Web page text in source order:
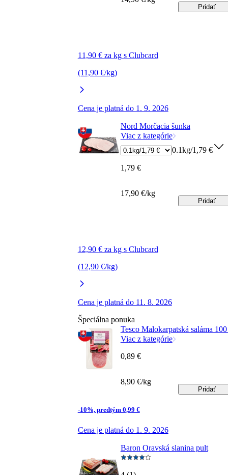
11,90 € za kg s Clubcard
(11,90 €/kg)
Cena je platná do 1. 9. 2026
Pridať
Nord Morčacia šunka
Viac z kategórie
12,90 € za kg s Clubcard
(12,90 €/kg)
Cena je platná do 11. 8. 2026
0.1kg/1,79 €
1,79 €
17,90 €/kg
Pridať
Špeciálna ponuka
Tesco Malokarpatská saláma
Viac z kategórie
-10%, predtým 0,99 €
Cena je platná do 1. 9. 2026
0,89 €
8,90 €/kg
Pridať
Baron Oravská slanina pult